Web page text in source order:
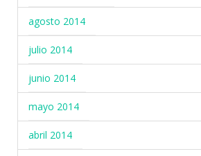
agosto 2014
julio 2014
junio 2014
mayo 2014
abril 2014